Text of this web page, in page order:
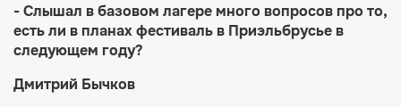
- Слышал в базовом лагере много вопросов про то,
есть ли в планах фестиваль в Приэльбрусье в
следующем году?
Дмитрий Бычков